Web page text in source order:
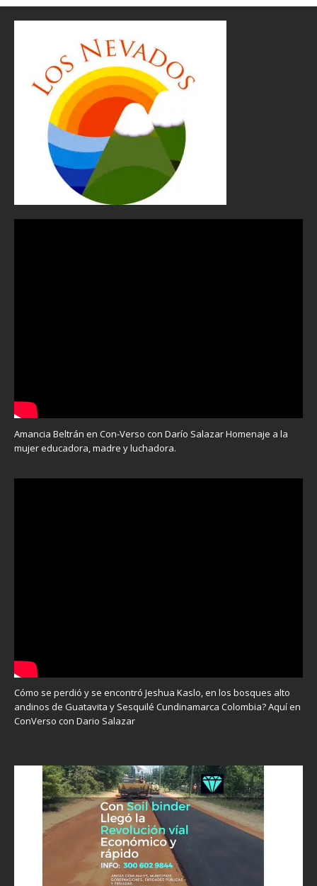
Amancia Beltrán en Con-Verso con Darío Salazar Homenaje a la
mujer educadora, madre y luchadora.
Cómo se perdió y se encontró Jeshua Kaslo, en los bosques alto
andinos de Guatavita y Sesquilé Cundinamarca Colombia? Aquí en
ConVerso con Dario Salazar